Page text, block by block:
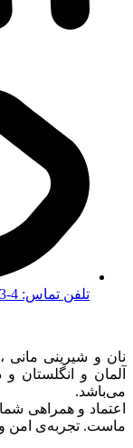
تلفن تماس: 4-32775233-026
نان و شیرینی مانی
آلمان و انگلستان
می‌باشد.
ماست. تجربه‌ی امن و